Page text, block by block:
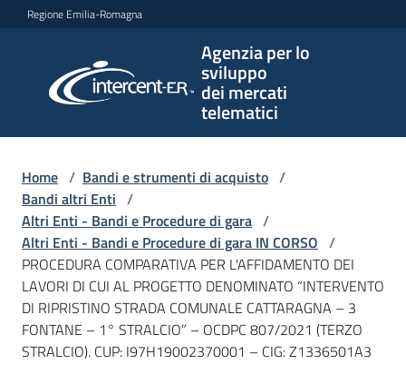
Vai al contenuto
Vai alla navigazione
Vai al footer
Regione Emilia-Romagna
Agenzia per lo
sviluppo
dei mercati
telematici
per lo
sviluppo
telematici
L'Agenzia
Bandi
e
Home / Bandi e strumenti di acquisto /
Bandi altri Enti /
Altri Enti - Bandi e Procedure di gara /
Altri Enti - Bandi e Procedure di gara IN CORSO /
PROCEDURA COMPARATIVA PER L'AFFIDAMENTO DEI
LAVORI DI CUI AL PROGETTO DENOMINATO “INTERVENTO
DI RIPRISTINO STRADA COMUNALE CATTARAGNA – 3
FONTANE – 1° STRALCIO” – OCDPC 807/2021 (TERZO
STRALCIO). CUP: I97H19002370001 – CIG: Z1336501A3